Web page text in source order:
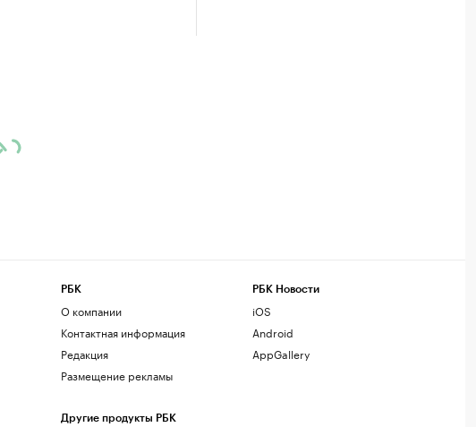
РБК
О компании
Контактная информация
Редакция
Размещение рекламы
Другие продукты РБК
РБК Новости
iOS
Android
AppGallery